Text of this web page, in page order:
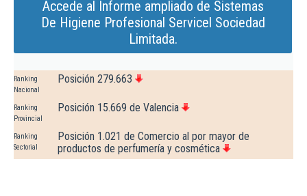
Accede al Informe ampliado de Sistemas
De Higiene Profesional Servicel Sociedad
Limitada.
Ranking
Nacional
Posición 279.663
Ranking
Provincial
Posición 15.669 de Valencia
Ranking
Sectorial
Posición 1.021 de Comercio al por mayor de
productos de perfumería y cosmética